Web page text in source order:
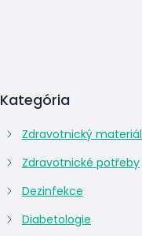
Kategória
Zdravotnický materiál
Zdravotnické potřeby
Dezinfekce
Diabetologie